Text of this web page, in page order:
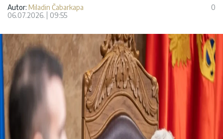
Autor: Miladin Čabarkapa
06.07.2026.
09:55
0